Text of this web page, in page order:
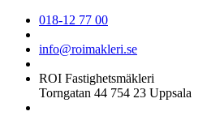
018-12 77 00
info@roimakleri.se
ROI Fastighetsmäkleri
Torngatan 44 754 23 Uppsala